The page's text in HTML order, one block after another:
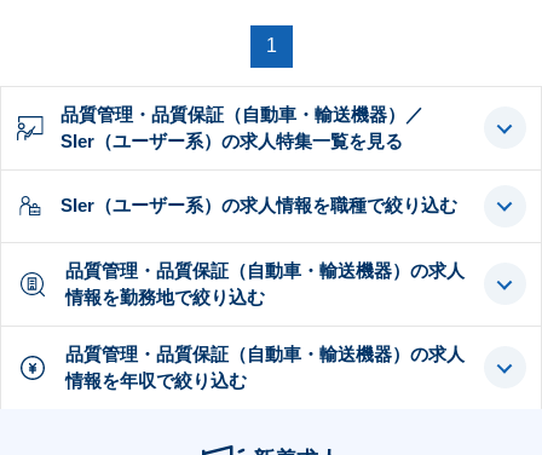
1
品質管理・品質保証（自動車・輸送機器）／
SIer（ユーザー系）の求人特集一覧を見る
SIer（ユーザー系）の求人情報を職種で絞り込む
品質管理・品質保証（自動車・輸送機器）の求人
情報を勤務地で絞り込む
品質管理・品質保証（自動車・輸送機器）の求人
情報を年収で絞り込む